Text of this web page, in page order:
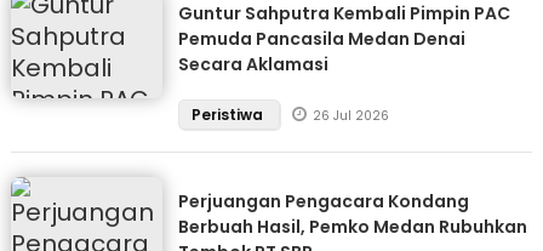
Guntur Sahputra Kembali Pimpin PAC
Pemuda Pancasila Medan Denai
Secara Aklamasi
Peristiwa 26 Jul 2026
Perjuangan Pengacara Kondang
Berbuah Hasil, Pemko Medan Rubuhkan